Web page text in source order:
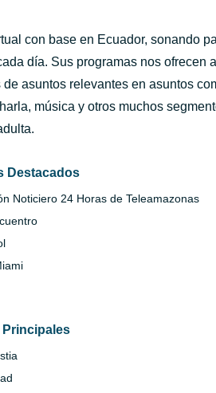
con base en Ecuador, sonando
día. Sus programas nos ofrecen
de asuntos relevantes en asuntos
música y otros muchos
Destacados
Noticiero 24 Horas de Teleamazonas